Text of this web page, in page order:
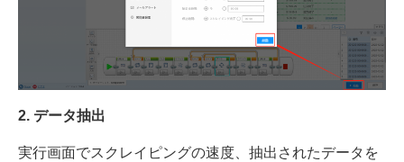
2. データ抽出
実行画面でスクレイピングの速度、抽出されたデータを